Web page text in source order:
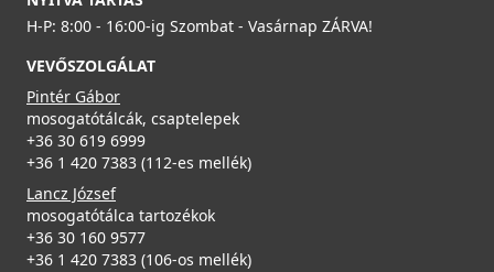
17 890 Ft
H-P: 8:00 - 16:00-ig Szombat - Vasárnap ZÁRVA!
VEVŐSZOLGÁLAT
Pintér Gábor
mosogatótálcák, csaptelepek
+36 30 619 6999
+36 1 420 7383 (112-es mellék)
Lancz József
mosogatótálca tartozékok
+36 30 160 9577
+36 1 420 7383 (106-os mellék)